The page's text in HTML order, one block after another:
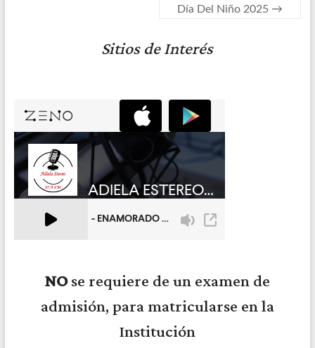
Día Del Niño 2025 →
Sitios de Interés
NOse requiere de un examen de
admisión, para matricularse en la
Institución